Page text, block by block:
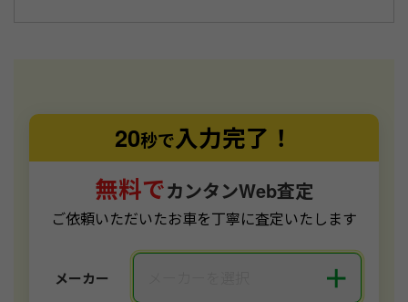
20秒で入力完了！
無料でカンタンWeb査定
ご依頼いただいたお車を丁寧に査定いたします
メーカー ＋